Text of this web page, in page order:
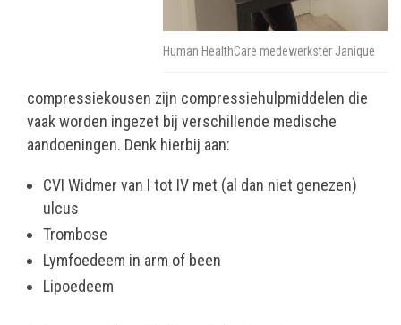
Human HealthCare medewerkster Janique
compressiekousen zijn compressiehulpmiddelen die
vaak worden ingezet bij verschillende medische
aandoeningen. Denk hierbij aan:
CVI Widmer van I tot IV met (al dan niet genezen)
ulcus
Trombose
Lymfoedeem in arm of been
Lipoedeem